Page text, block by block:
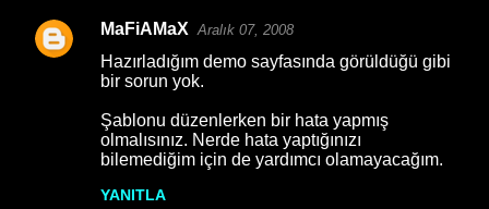
MaFiAMaX Aralık 07, 2008
Hazırladığım demo sayfasında görüldüğü gibi
bir sorun yok.
Şablonu düzenlerken bir hata yapmış
olmalısınız. Nerde hata yaptığınızı
bilemediğim için de yardımcı olamayacağım.
YANITLA